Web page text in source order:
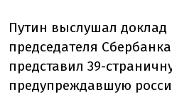
Путин выслушал доклад
председателя
представил 39-
предупреждавшую